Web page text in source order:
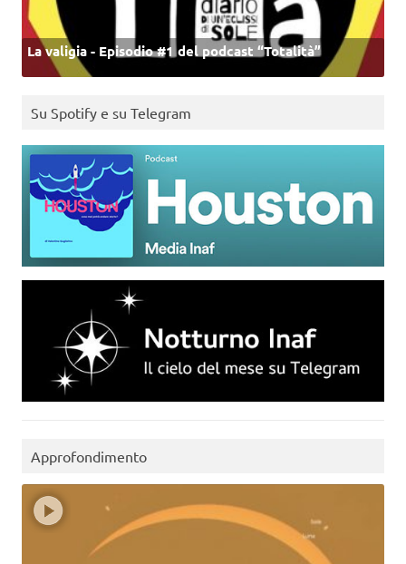
La valigia - Episodio #1 del podcast “Totalità”
Su Spotify e su Telegram
Approfondimento